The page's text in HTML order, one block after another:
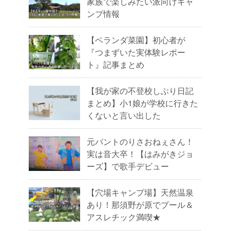
ンプ情報
【ベランダ菜園】初心者が
『つまずいた実体験レポー
ト』記事まとめ
【我が家の不登校しぶり日記
まとめ】小1娘が学校に行きた
くないと言い出した
元パントのりさおねぇさん！
実は音大卒！【はみがきジョ
ーズ】で歌手デビュー
【穴場キャンプ場】天然温泉
あり！那須野が原でプール＆
アスレチック満喫★